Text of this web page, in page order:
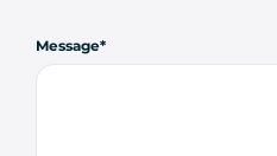
Message